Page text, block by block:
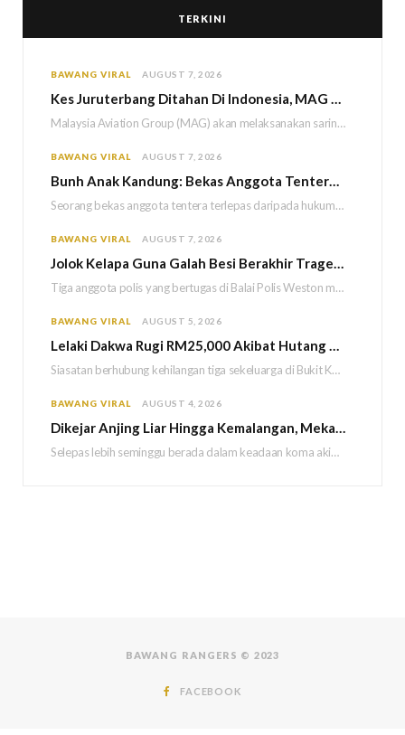
TERKINI
BAWANG VIRAL AUGUST 7, 2026
Kes Juruterbang Ditahan Di Indonesia, MAG Wajibkan Saringan Dadah 1,260 Juruterbang Malaysia Airlines
Malaysia Aviation Group (MAG) akan melaksanakan saringan dadah mandatori terhadap semua juruterbang Malaysia Airlines sebagai…
BAWANG VIRAL AUGUST 7, 2026
Bunh Anak Kandung: Bekas Anggota Tentera Terlepas Hukuman M
Seorang bekas anggota tentera terlepas daripada hukuman gantung selepas Mahkamah Persekutuan memutuskan untuk menggantikan hukuman…
BAWANG VIRAL AUGUST 7, 2026
Jolok Kelapa Guna Galah Besi Berakhir Tragedi, Tiga Polis Maut Terkena Renjatan Elektrik
Tiga anggota polis yang bertugas di Balai Polis Weston maut selepas dipercayai terkena renjatan elektrik…
BAWANG VIRAL AUGUST 5, 2026
Lelaki Dakwa Rugi RM25,000 Akibat Hutang Kutu, Polis Siasat Kaitan Dengan Kehilangan Tiga Beranak
Siasatan berhubung kehilangan tiga sekeluarga di Bukit Kayu Hitam kini memasuki perkembangan baharu apabila polis…
BAWANG VIRAL AUGUST 4, 2026
Dikejar Anjing Liar Hingga Kemalangan, Mekanik Berdepan Risiko Kecederaan Otak Kekal
Selepas lebih seminggu berada dalam keadaan koma akibat kemalangan dipercayai berpunca daripada kejadian dikejar sekumpulan…
BAWANG RANGERS © 2023
FACEBOOK